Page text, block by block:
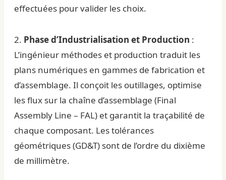
effectuées pour valider les choix.
2. Phase d’Industrialisation et Production :
L’ingénieur méthodes et production traduit les
plans numériques en gammes de fabrication et
d’assemblage. Il conçoit les outillages, optimise
les flux sur la chaîne d’assemblage (Final
Assembly Line – FAL) et garantit la traçabilité de
chaque composant. Les tolérances
géométriques (GD&T) sont de l’ordre du dixième
de millimètre.